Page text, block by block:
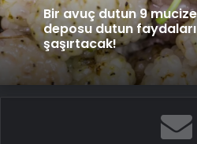
Bir avuç dutun 9
deposu dutun
şaşırtacak!